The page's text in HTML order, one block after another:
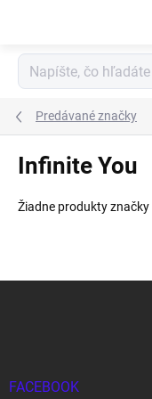
Predávané značky
Infinite You
Žiadne produkty značky
FACEBOOK